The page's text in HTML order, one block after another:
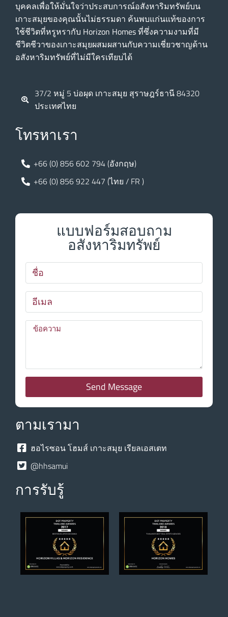
บุคคลเพื่อให้มั่นใจว่าประสบการณ์อสังหาริมทรัพย์บน
เกาะสมุยของคุณนั้นไม่ธรรมดา ค้นพบแก่นแท้ของการ
ใช้ชีวิตที่หรูหรากับ Horizon Homes ที่ซึ่งความงามที่มี
ชีวิตชีวาของเกาะสมุยผสมผสานกับความเชี่ยวชาญด้าน
อสังหาริมทรัพย์ที่ไม่มีใครเทียบได้
37/2 หมู่ 5 บ่อผุด เกาะสมุย สุราษฎร์ธานี 84320
ประเทศไทย
โทรหาเรา
+66 (0) 856 602 794 (อังกฤษ)
+66 (0) 856 922 447 (ไทย / FR )
แบบฟอร์มสอบถาม
อสังหาริมทรัพย์
Send Message
ตามเรามา
ฮอไรซอน โฮมส์ เกาะสมุย เรียลเอสเตท
@hhsamui
การรับรู้